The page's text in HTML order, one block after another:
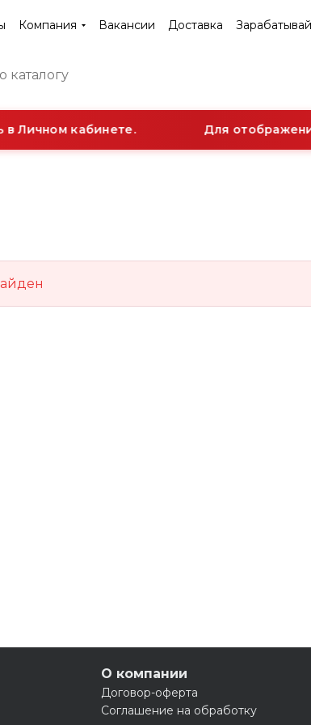
Компания Вакансии Доставка
Личном кабинете. Для
О компании
Договор-оферта
Соглашение на обработку